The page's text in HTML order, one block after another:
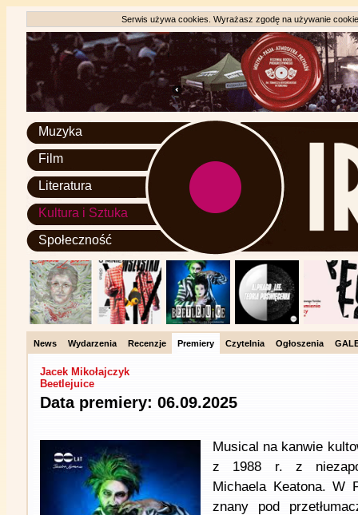
Serwis używa cookies. Wyrażasz zgodę na używanie
Muzyka
Film
Literatura
Kultura i Sztuka
Społeczność
News Wydarzenia Recenzje Premiery Czytelnia Ogłoszenia
Jacek Mikołajczyk
Beetlejuice
Data premiery: 06.09.2025
Musical na kanwie
z 1988 r. z
Michaela Keatona. W
znany pod